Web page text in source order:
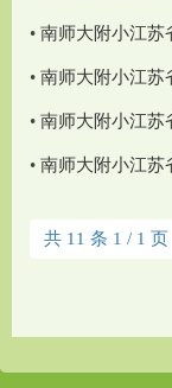
•
•
•
•
共 11 条 1 / 1 页